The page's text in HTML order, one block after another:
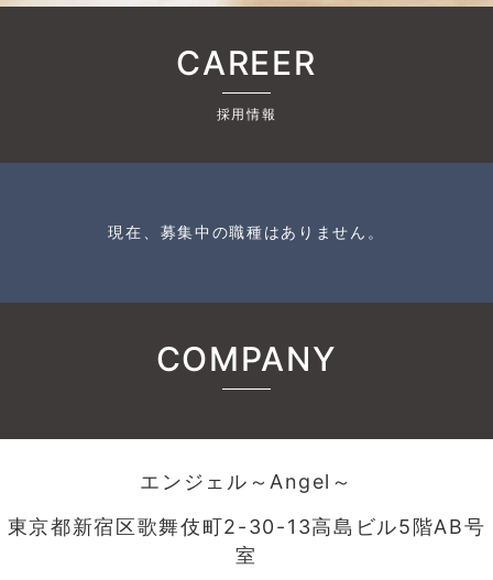
CAREER
採用情報
現在、募集中の職種はありません。
COMPANY
エンジェル～Angel～
東京都新宿区歌舞伎町2-30-13高島ビル5階AB号
室